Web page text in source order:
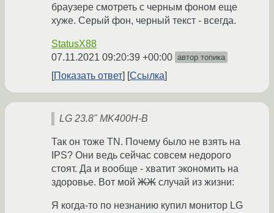
браузере смотреть с черным фоном еще
хуже. Серый фон, черный текст - всегда.
StatusX88
07.11.2021 09:20:39 +00:00 автор топика
Показать ответ Ссылка
LG 23.8" MK400H-B
Так он тоже TN. Почему было не взять на
IPS? Они ведь сейчас совсем недорого
стоят. Да и вообще - хватит экономить на
здоровье. Вот мой ЖЖ случай из жизни:
Я когда-то по незнанию купил монитор LG